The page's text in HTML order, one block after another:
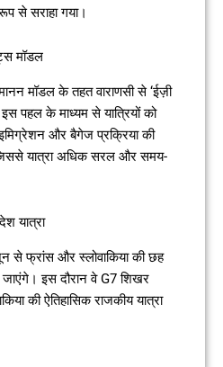
से सराहा गया।
मॉडल
मॉडल के तहत वाराणसी से ‘ईज़ी
पहल के माध्यम से यात्रियों को
इमिग्रेशन और बैगेज प्रक्रिया की
जिससे यात्रा अधिक सरल और समय-
यात्रा
से फ्रांस और स्लोवाकिया की छह
जाएंगे। इस दौरान वे G7 शिखर
की ऐतिहासिक राजकीय यात्रा